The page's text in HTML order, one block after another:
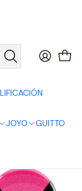
JOYO GUITTO
Colina o
P04008